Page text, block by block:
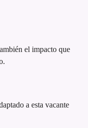
el impacto que
a esta vacante